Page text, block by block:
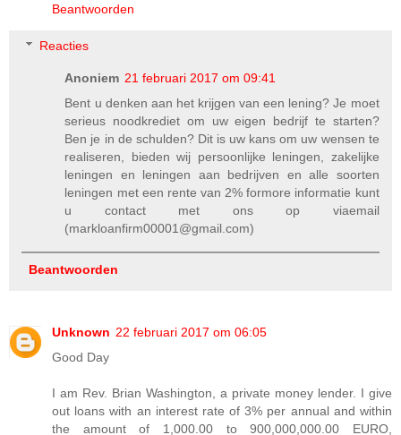
Beantwoorden
Reacties
Anoniem 21 februari 2017 om 09:41
Bent u denken aan het krijgen van een lening? Je moet
serieus noodkrediet om uw eigen bedrijf te starten?
Ben je in de schulden? Dit is uw kans om uw wensen te
realiseren, bieden wij persoonlijke leningen, zakelijke
leningen en leningen aan bedrijven en alle soorten
leningen met een rente van 2% formore informatie kunt
u contact met ons op viaemail
(markloanfirm00001@gmail.com)
Beantwoorden
Unknown 22 februari 2017 om 06:05
Good Day
I am Rev. Brian Washington, a private money lender. I give
out loans with an interest rate of 3% per annual and within
the amount of 1,000.00 to 900,000,000.00 EURO,